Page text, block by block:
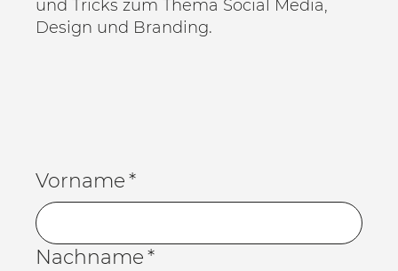
und Tricks zum Thema Social Media,
Design und Branding.
Vorname*
Nachname*